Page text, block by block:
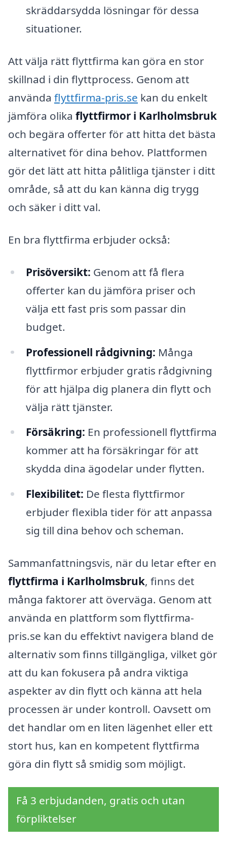
skräddarsydda lösningar för dessa
situationer.
Att välja rätt flyttfirma kan göra en stor
skillnad i din flyttprocess. Genom att
använda flyttfirma-pris.se kan du enkelt
jämföra olika flyttfirmor i Karlholmsbruk
och begära offerter för att hitta det bästa
alternativet för dina behov. Plattformen
gör det lätt att hitta pålitliga tjänster i ditt
område, så att du kan känna dig trygg
och säker i ditt val.
En bra flyttfirma erbjuder också:
Prisöversikt: Genom att få flera
offerter kan du jämföra priser och
välja ett fast pris som passar din
budget.
Professionell rådgivning: Många
flyttfirmor erbjuder gratis rådgivning
för att hjälpa dig planera din flytt och
välja rätt tjänster.
Försäkring: En professionell flyttfirma
kommer att ha försäkringar för att
skydda dina ägodelar under flytten.
Flexibilitet: De flesta flyttfirmor
erbjuder flexibla tider för att anpassa
sig till dina behov och scheman.
Sammanfattningsvis, när du letar efter en
flyttfirma i Karlholmsbruk, finns det
många faktorer att överväga. Genom att
använda en plattform som flyttfirma-
pris.se kan du effektivt navigera bland de
alternativ som finns tillgängliga, vilket gör
att du kan fokusera på andra viktiga
aspekter av din flytt och känna att hela
processen är under kontroll. Oavsett om
det handlar om en liten lägenhet eller ett
stort hus, kan en kompetent flyttfirma
göra din flytt så smidig som möjligt.
Få 3 erbjudanden, gratis och utan
förpliktelser